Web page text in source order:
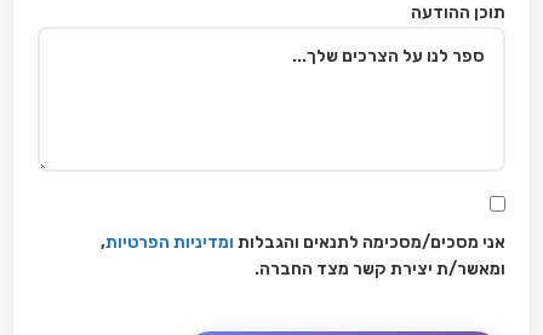
תוכן ההודעה
אני מסכים/מסכימה לתנאים והגבלות ומדיניות הפרטיות,
ומאשר/ת יצירת קשר מצד החברה.